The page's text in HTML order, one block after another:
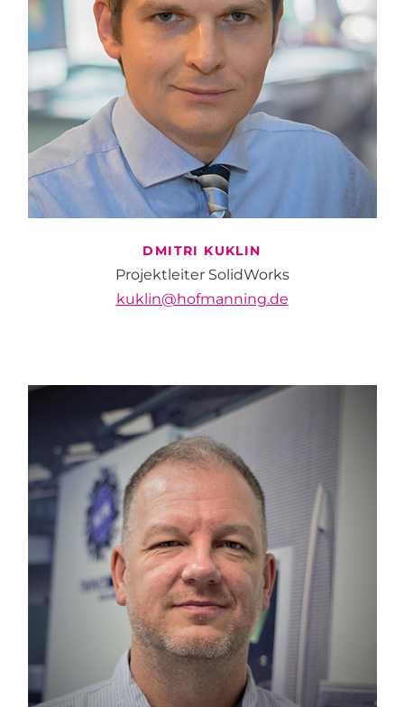
DMITRI KUKLIN
Projektleiter SolidWorks
kuklin@hofmanning.de